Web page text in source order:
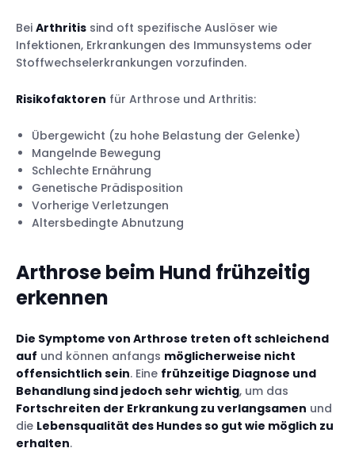
Bei Arthritis sind oft spezifische Auslöser wie
Infektionen, Erkrankungen des Immunsystems oder
Stoffwechselerkrankungen vorzufinden.
Risikofaktoren für Arthrose und Arthritis:
Übergewicht (zu hohe Belastung der Gelenke)
Mangelnde Bewegung
Schlechte Ernährung
Genetische Prädisposition
Vorherige Verletzungen
Altersbedingte Abnutzung
Arthrose beim Hund frühzeitig
erkennen
Die Symptome von Arthrose treten oft schleichend
auf und können anfangs möglicherweise nicht
offensichtlich sein. Eine frühzeitige Diagnose und
Behandlung sind jedoch sehr wichtig, um das
Fortschreiten der Erkrankung zu verlangsamen und
die Lebensqualität des Hundes so gut wie möglich zu
erhalten.